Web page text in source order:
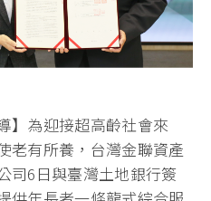
】為迎接超高齡社會來
老有所養，台灣金聯資產
司6日與臺灣土地銀行簽